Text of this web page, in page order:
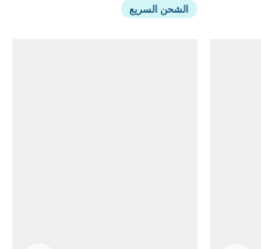
الشحن السريع